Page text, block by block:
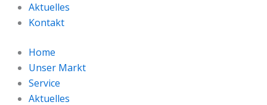
Aktuelles
Kontakt
Home
Unser Markt
Service
Aktuelles